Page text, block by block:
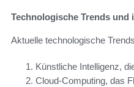
Technologische Trends und
Aktuelle technologische
Künstliche Intelligenz,
Cloud-Computing, das